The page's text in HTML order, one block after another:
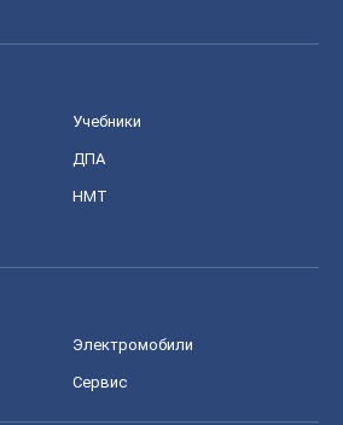
Учебники
ДПА
НМТ
Электромобили
Сервис